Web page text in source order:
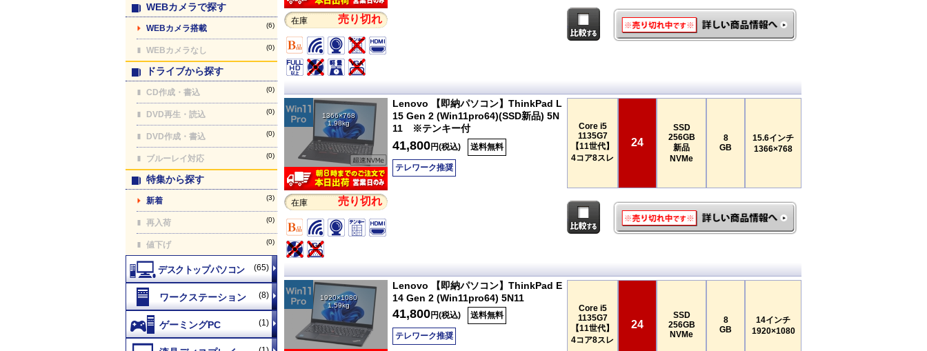
WEBカメラで探す
WEBカメラ搭載 (6)
WEBカメラなし (0)
ドライブから探す
CD作成・書込 (0)
DVD再生・読込 (0)
DVD作成・書込 (0)
ブルーレイ対応 (0)
特集から探す
新着 (3)
再入荷 (0)
値下げ (0)
(65)
(8)
(1)
在庫 売り切れ
1366×768
1.98kg
在庫 売り切れ
Lenovo 【即納パソコン】ThinkPad L
15 Gen 2 (Win11pro64)(SSD新品) 5N
11 ※テンキー付
41,800円(税込) 送料無料
テレワーク推奨
Core i5
1135G7
【11世代】
4コア8スレ
24
SSD
256GB
新品
NVMe
8
GB
15.6インチ
1366×768
1920×1080
1.59kg
Lenovo 【即納パソコン】ThinkPad E
14 Gen 2 (Win11pro64) 5N11
41,800円(税込) 送料無料
テレワーク推奨
Core i5
1135G7
【11世代】
4コア8スレ
24
SSD
256GB
NVMe
8
GB
14インチ
1920×1080